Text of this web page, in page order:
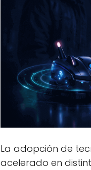
La adopción de
acelerado en